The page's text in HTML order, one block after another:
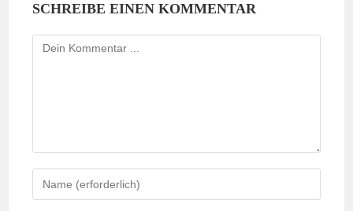
SCHREIBE EINEN KOMMENTAR
Kommentieren
deinen